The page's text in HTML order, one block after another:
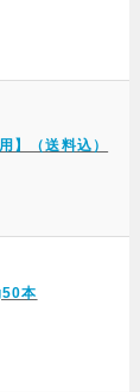
】（送料込）
本